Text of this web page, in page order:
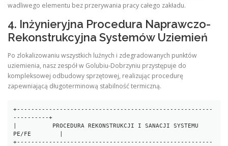
wadliwego elementu bez przerywania pracy całego zakładu.
4. Inżynieryjna Procedura Naprawczo-
Rekonstrukcyjna Systemów Uziemień
Po zlokalizowaniu wszystkich luźnych i zdegradowanych punktów
uziemienia, nasz zespół w Golubiu-Dobrzyniu przystępuje do
kompleksowej odbudowy sprzętowej, realizując procedurę
zapewniającą długoterminową stabilność termiczną.
+-------------------------------------------------------
----------+
|          PROCEDURA REKONSTRUKCJI I SANACJI SYSTEMU
PE/FE        |
+-------------------------------------------------------